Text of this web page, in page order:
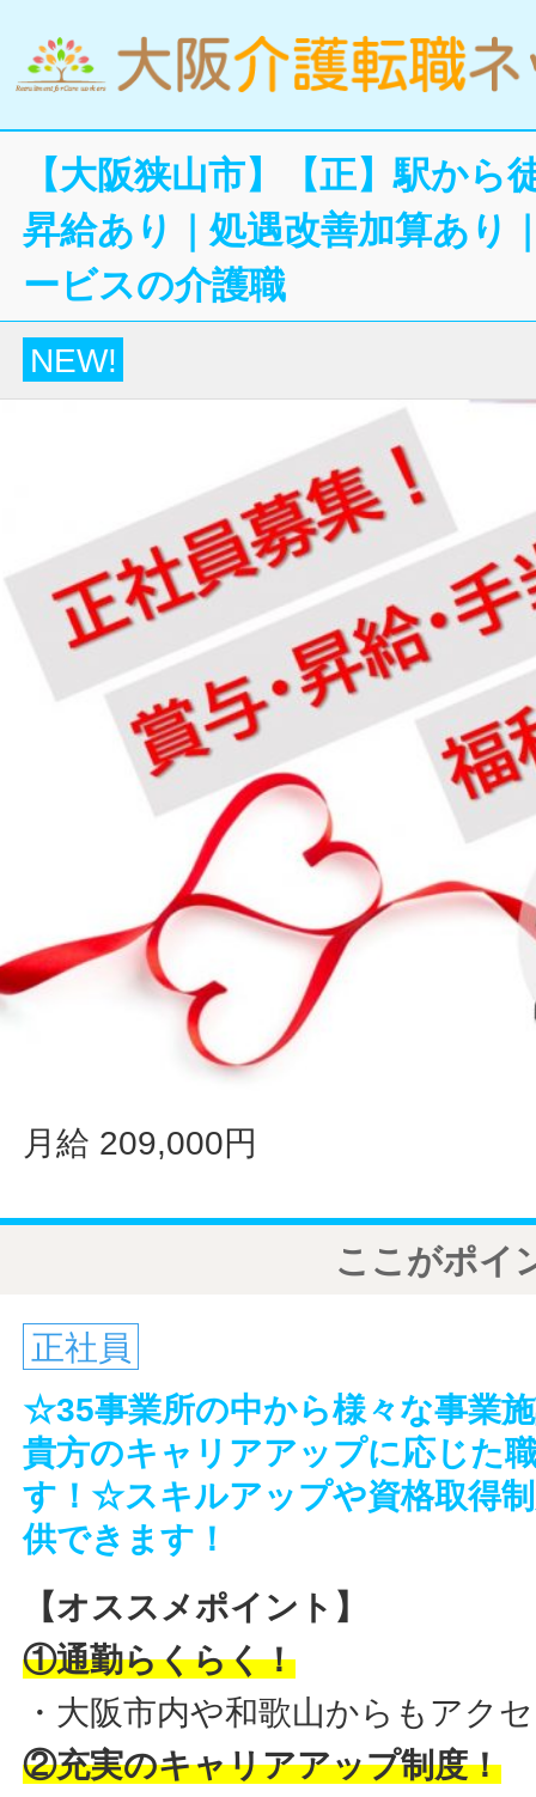
【大阪狭山市】【正】駅から
昇給あり｜処遇改善加算あり
ービスの介護職
NEW!
月給 209,000円
ここがポイ
正社員
☆35事業所の中から様々な事業
貴方のキャリアアップに応じた
す！☆スキルアップや資格取得
供できます！
【オススメポイント】
①通勤らくらく！
・大阪市内や和歌山からもアク
②充実のキャリアアップ制度！